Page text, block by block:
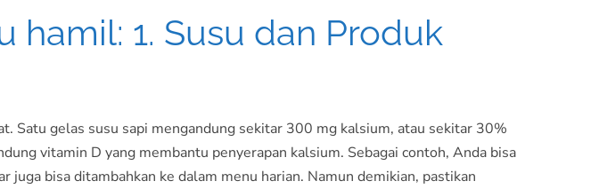
hamil: 1. Susu dan Produk
Satu gelas susu sapi mengandung sekitar 300 mg kalsium, atau sekitar 30%
vitamin D yang membantu penyerapan kalsium. Sebagai contoh, Anda bisa
bisa ditambahkan ke dalam menu harian. Namun demikian, pastikan